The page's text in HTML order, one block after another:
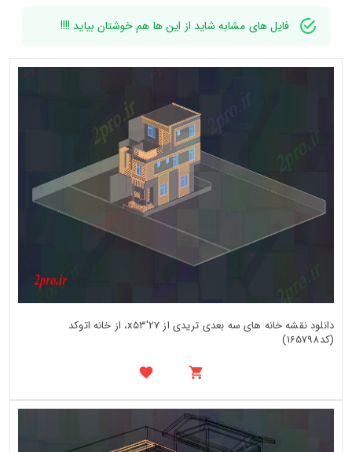
فایل های مشابه شاید از این ها هم خوشتان بیاید !!!!
دانلود نقشه خانه های سه بعدی تریدی از 27'x53، از خانه اتوکد
(کد165798)